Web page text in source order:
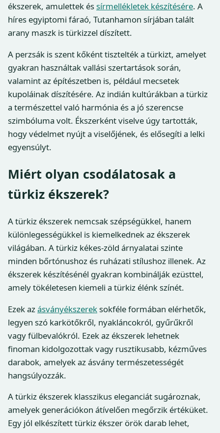
ékszerek, amulettek éssírmellékletek készítésére. A
híres egyiptomi fáraó, Tutanhamon sírjában talált
arany maszk is türkizzel díszített.
A perzsák is szent kőként tisztelték a türkizt, amelyet
gyakran használtak vallási szertartások során,
valamint az építészetben is, például mecsetek
kupoláinak díszítésére. Az indián kultúrákban a türkiz
a természettel való harmónia és a jó szerencse
szimbóluma volt. Ékszerként viselve úgy tartották,
hogy védelmet nyújt a viselőjének, és elősegíti a lelki
egyensúlyt.
Miért olyan csodálatosak a
türkiz ékszerek?
A türkiz ékszerek nemcsak szépségükkel, hanem
különlegességükkel is kiemelkednek az ékszerek
világában. A türkiz kékes-zöld árnyalatai szinte
minden bőrtónushoz és ruházati stílushoz illenek. Az
ékszerek készítésénél gyakran kombinálják ezüsttel,
amely tökéletesen kiemeli a türkiz élénk színét.
Ezek azásványékszereksokféle formában elérhetők,
legyen szó karkötőkről, nyakláncokról, gyűrűkről
vagy fülbevalókról. Ezek az ékszerek lehetnek
finoman kidolgozottak vagy rusztikusabb, kézműves
darabok, amelyek az ásvány természetességét
hangsúlyozzák.
A türkiz ékszerek klasszikus eleganciát sugároznak,
amelyek generációkon átívelően megőrzik értéküket.
Egy jól elkészített türkiz ékszer örök darab lehet,